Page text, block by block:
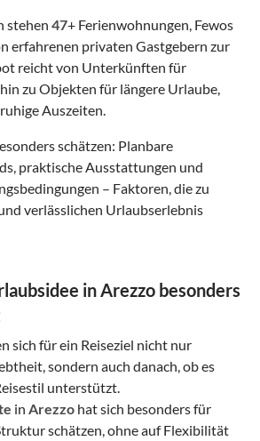
stehen 47+ Ferienwohnungen, Fewos
erfahrenen privaten Gastgebern zur
reicht von Unterkünften für
zu Objekten für längere Urlaube,
Auszeiten.
schätzen: Planbare
praktische Ausstattungen und
– Faktoren, die zu
verlässlichen Urlaubserlebnis
in Arezzo besonders
sich für ein Reiseziel nicht nur
sondern auch danach, ob es
unterstützt.
in Arezzo hat sich besonders für
schätzen, ohne auf Flexibilität